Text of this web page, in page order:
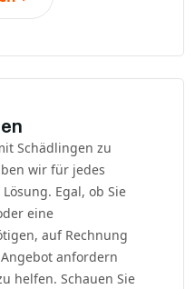
Schädlingen zu
wir für jedes
Egal, ob Sie
eine
auf Rechnung
anfordern
helfen. Schauen Sie